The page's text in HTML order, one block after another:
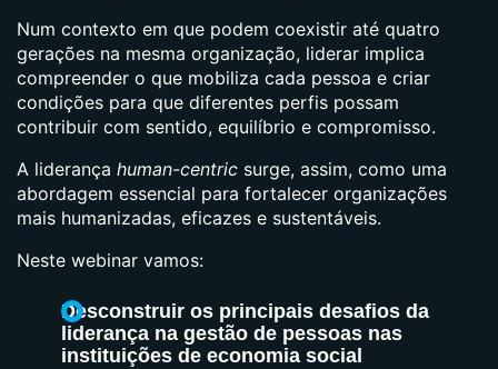
Num contexto em que podem coexistir até quatro
gerações na mesma organização, liderar implica
compreender o que mobiliza cada pessoa e criar
condições para que diferentes perfis possam
contribuir com sentido, equilíbrio e compromisso.
A liderança human-centric surge, assim, como uma
abordagem essencial para fortalecer organizações
mais humanizadas, eficazes e sustentáveis.
Neste webinar vamos:
Desconstruir os principais desafios da
liderança na gestão de pessoas nas
instituições de economia social